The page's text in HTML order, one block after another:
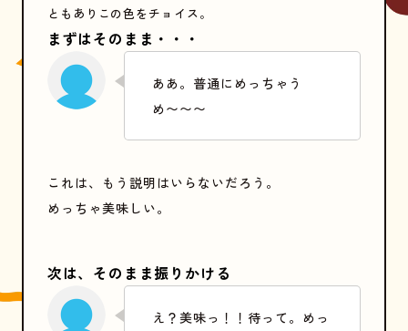
ともありこの色をチョイス。
まずはそのまま・・・
ああ。普通にめっちゃう
め〜〜〜
これは、もう説明はいらないだろう。
めっちゃ美味しい。
次は、そのまま振りかける
え？美味っ！！待って。めっ